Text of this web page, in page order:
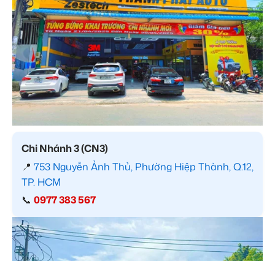
Chi Nhánh 3 (CN3)
📍 753 Nguyễn Ảnh Thủ, Phường Hiệp Thành, Q.12,
TP. HCM
📞 0977 383 567